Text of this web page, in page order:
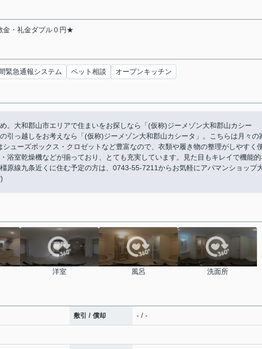
・礼金ダブル０円★
緊急通報システム ペット相談 オープンキッチン
。大和郡山市エリアで住まいをお探しなら「(仮称)ジーメゾン大和郡山カシー
引っ越しをお考えなら「(仮称)ジーメゾン大和郡山カシータ」。こちらは月々の
ューズボックス・クロゼットなど豊富なので、衣類や履き物の整理がしやすく
浴室乾燥機などが揃っており、とても充実しています。見た目もキレイで機能的
原線九条近くに住む予定の方は、0743-55-7211からお気軽にアパマンショップ
洋室 風呂 洗面所
敷引 / 償却 - / -